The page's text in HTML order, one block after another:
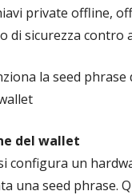
private offline,
di sicurezza contro
la seed
del wallet
configura un
una seed phrase.